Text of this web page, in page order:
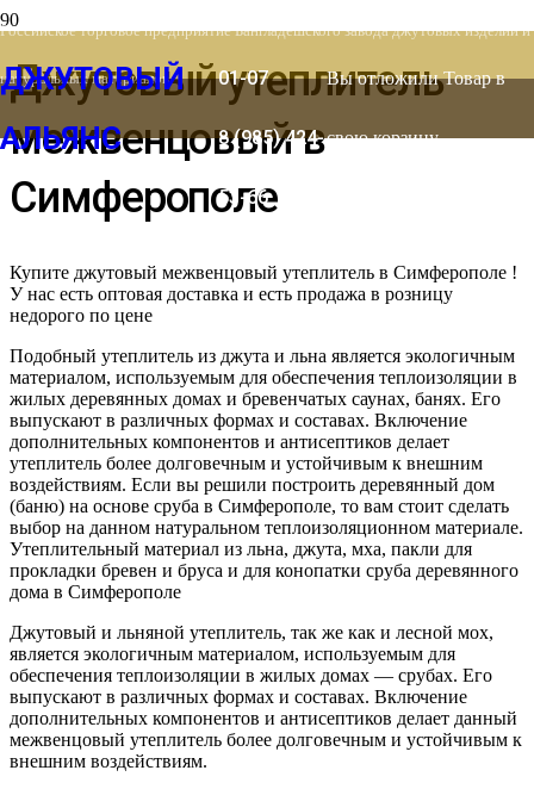
Российское торговое предприятие Бангладешского завода джутовых изделий и
натуральных материалов
ДЖУТОВЫЙ
АЛЬЯНС
01-07
8 (985) 424-
53-66
Вы отложилиТоварв
свою корзину.
Джутовый утеплитель
межвенцовый в
Симферополе
Купите джутовый межвенцовый утеплитель в Симферополе !
У нас есть оптовая доставка и есть продажа в розницу
недорого по цене
Подобный утеплитель из джута и льна является экологичным
материалом, используемым для обеспечения теплоизоляции в
жилых деревянных домах и бревенчатых саунах, банях. Его
выпускают в различных формах и составах. Включение
дополнительных компонентов и антисептиков делает
утеплитель более долговечным и устойчивым к внешним
воздействиям. Если вы решили построить деревянный дом
(баню) на основе сруба в Симферополе, то вам стоит сделать
выбор на данном натуральном теплоизоляционном материале.
Утеплительный материал из льна, джута, мха, пакли для
прокладки бревен и бруса и для конопатки сруба деревянного
дома в Симферополе
Джутовый и льняной утеплитель, так же как и лесной мох,
является экологичным материалом, используемым для
обеспечения теплоизоляции в жилых домах — срубах. Его
выпускают в различных формах и составах. Включение
дополнительных компонентов и антисептиков делает данный
межвенцовый утеплитель более долговечным и устойчивым к
внешним воздействиям.